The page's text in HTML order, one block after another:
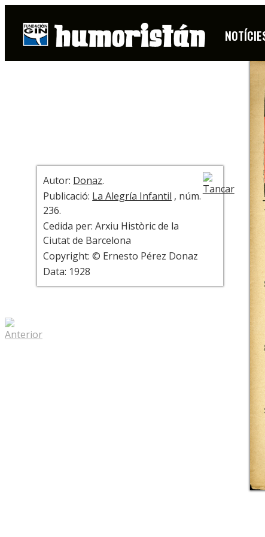
+ INFO
Autor: Donaz.
Publicació: La Alegría Infantil , núm.
236.
Cedida per: Arxiu Històric de la
Ciutat de Barcelona
Copyright: © Ernesto Pérez Donaz
Data: 1928